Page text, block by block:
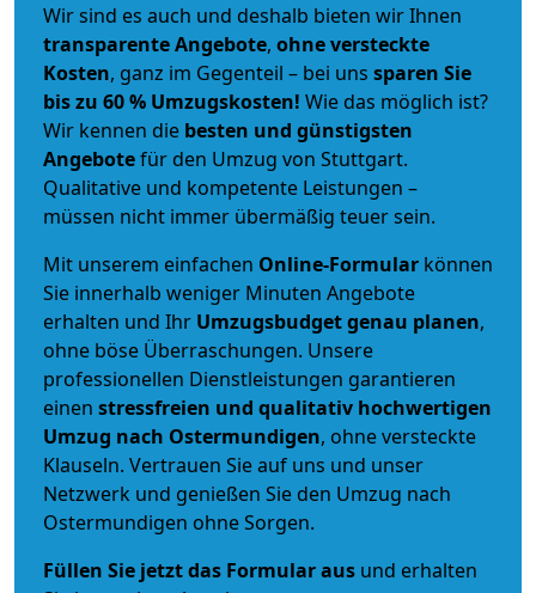
Wir sind es auch und deshalb bieten wir Ihnen
transparente Angebote, ohne versteckte
Kosten, ganz im Gegenteil – bei uns sparen Sie
bis zu 60 % Umzugskosten! Wie das möglich ist?
Wir kennen die besten und günstigsten
Angebotefür den Umzug von Stuttgart.
Qualitative und kompetente Leistungen –
müssen nicht immer übermäßig teuer sein.
Mit unserem einfachen Online-Formular können
Sie innerhalb weniger Minuten Angebote
erhalten und Ihr Umzugsbudgetgenau planen,
ohne böse Überraschungen. Unsere
professionellen Dienstleistungen garantieren
einen stressfreien und qualitativ hochwertigen
Umzug nach Ostermundigen, ohne versteckte
Klauseln. Vertrauen Sie auf uns und unser
Netzwerk und genießen Sie den Umzug nach
Ostermundigen ohne Sorgen.
Füllen Sie jetzt das Formular aus und erhalten